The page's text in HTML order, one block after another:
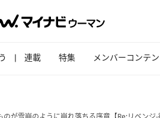
連載 特集 メンバーコンテ